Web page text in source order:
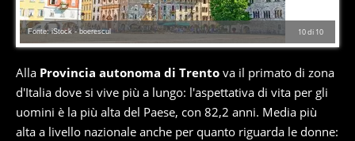
10di 10
Fonte: iStock - boerescul
Alla Provincia autonoma di Trento va il primato di zona
d'Italia dove si vive più a lungo: l'aspettativa di vita per gli
uomini è la più alta del Paese, con 82,2 anni. Media più
alta a livello nazionale anche per quanto riguarda le donne: